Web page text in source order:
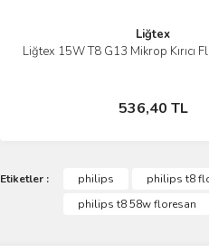
Liğtex
Liğtex 15W T8 G13 Mikrop Kırıcı
536,40 TL
İncele
Stokta Yok
Etiketler : philips philips t8
philips t8 58w floresan